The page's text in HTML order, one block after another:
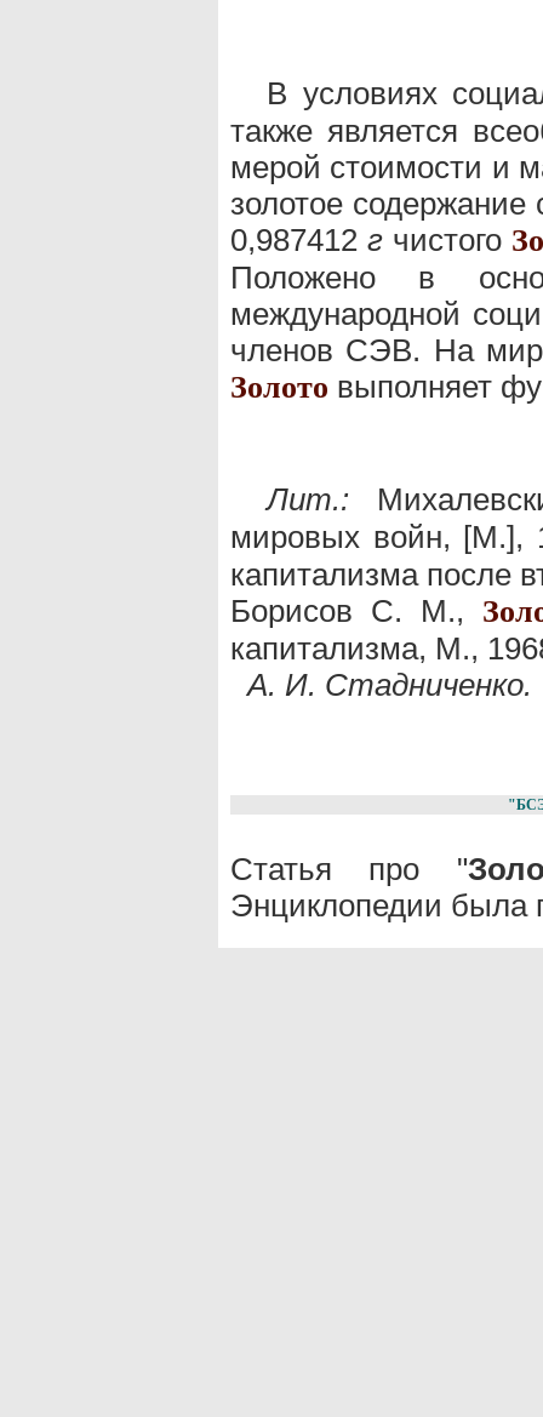
В условиях
также является
мерой стоимости и
золотое содержание
0,987412 г чистого
Положено в
международной
членов СЭВ. На
Золото выполняет
Лит.:
мировых войн, [М.],
капитализма после
Борисов С. М.,
капитализма, М.,
А. И. Стадниченко.
Статья про "
Энциклопедии была